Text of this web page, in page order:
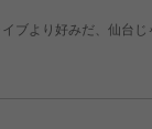
ブより好みだ、仙台